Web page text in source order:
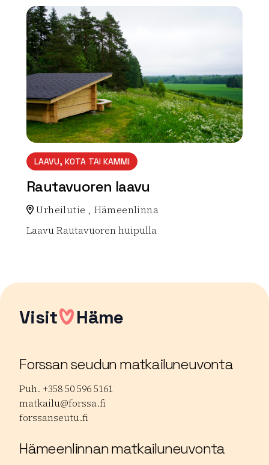
array(0) { }
LAAVU, KOTA TAI KAMMI
Rautavuoren laavu
Urheilutie , Hämeenlinna
Laavu Rautavuoren huipulla
Visit Häme
Forssan seudun matkailuneuvonta
Puh. +358 50 596 5161
matkailu@forssa.fi
forssanseutu.fi
Hämeenlinnan matkailuneuvonta